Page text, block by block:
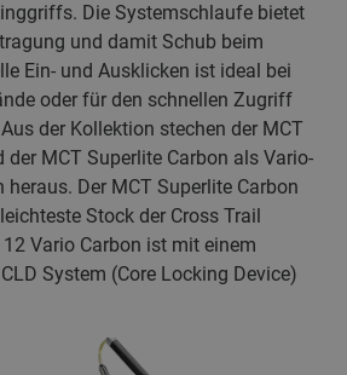
Die Systemschlaufe bietet
und damit Schub beim
Ein- und Ausklicken ist ideal bei
oder für den schnellen Zugriff
der Kollektion stechen der MCT
der MCT Superlite Carbon als Vario-
Der MCT Superlite Carbon
Stock der Cross Trail
Vario Carbon ist mit einem
System (Core Locking Device)